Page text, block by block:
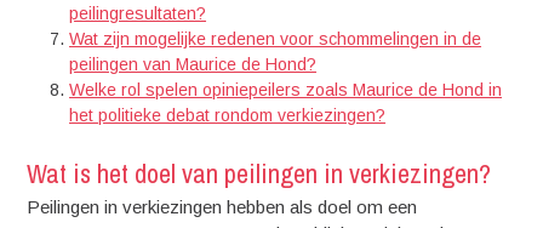
peilingresultaten?
Wat zijn mogelijke redenen voor schommelingen in de
peilingen van Maurice de Hond?
Welke rol spelen opiniepeilers zoals Maurice de Hond in
het politieke debat rondom verkiezingen?
Wat is het doel van peilingen in verkiezingen?
Peilingen in verkiezingen hebben als doel om een